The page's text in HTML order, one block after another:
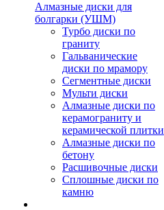
Алмазные диски для
болгарки (УШМ)
Турбо диски по
граниту
Гальванические
диски по мрамору
Сегментные диски
Мульти диски
Алмазные диски по
керамограниту и
керамической плитки
Алмазные диски по
бетону
Расшивочные диски
Сплошные диски по
камню